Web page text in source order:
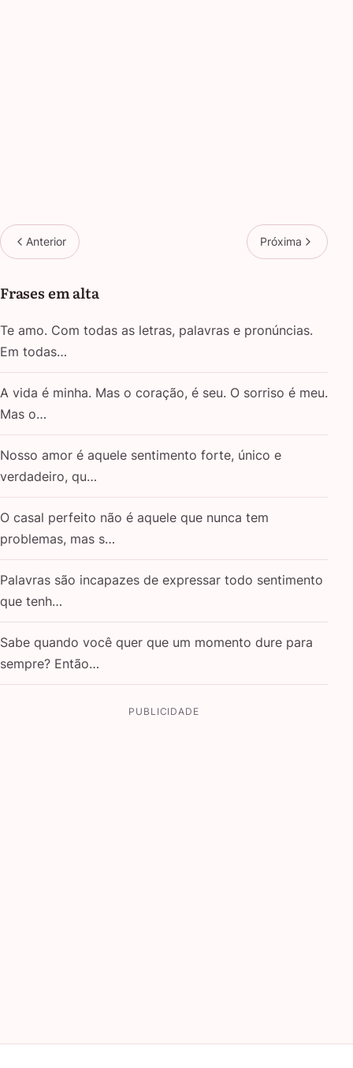
Anterior Próxima
Frases em alta
Te amo. Com todas as letras, palavras e pronúncias.
Em todas…
A vida é minha. Mas o coração, é seu. O sorriso é meu.
Mas o…
Nosso amor é aquele sentimento forte, único e
verdadeiro, qu…
O casal perfeito não é aquele que nunca tem
problemas, mas s…
Palavras são incapazes de expressar todo sentimento
que tenh…
Sabe quando você quer que um momento dure para
sempre? Então…
PUBLICIDADE